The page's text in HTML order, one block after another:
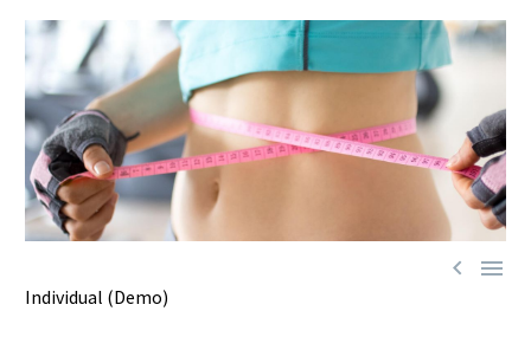
 
Individual (Demo)